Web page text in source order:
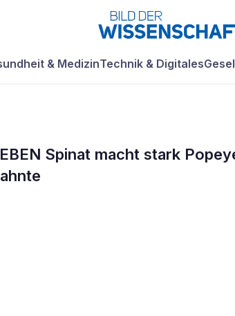
& MedizinTechnik & Digitales
Spinat macht stark